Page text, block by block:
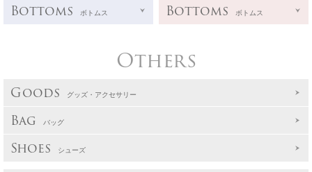
Bottoms ボトムス Bottoms ボトムス
Others
Goods グッズ・アクセサリー
Bag バッグ
Shoes シューズ